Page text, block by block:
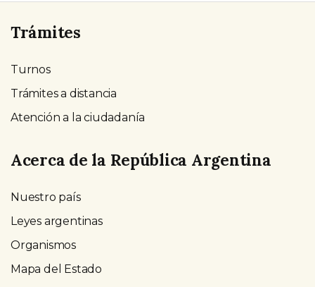
Trámites
Turnos
Trámites a distancia
Atención a la ciudadanía
Acerca de la República Argentina
Nuestro país
Leyes argentinas
Organismos
Mapa del Estado